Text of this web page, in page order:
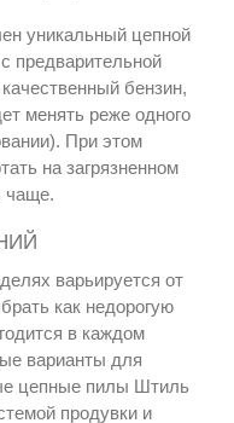
уникальный цепной
предварительной
бензин,
менять реже одного
При этом
на загрязненном
чаще.
варьируется от
как недорогую
в каждом
варианты для
цепные пилы Штиль
продувки и